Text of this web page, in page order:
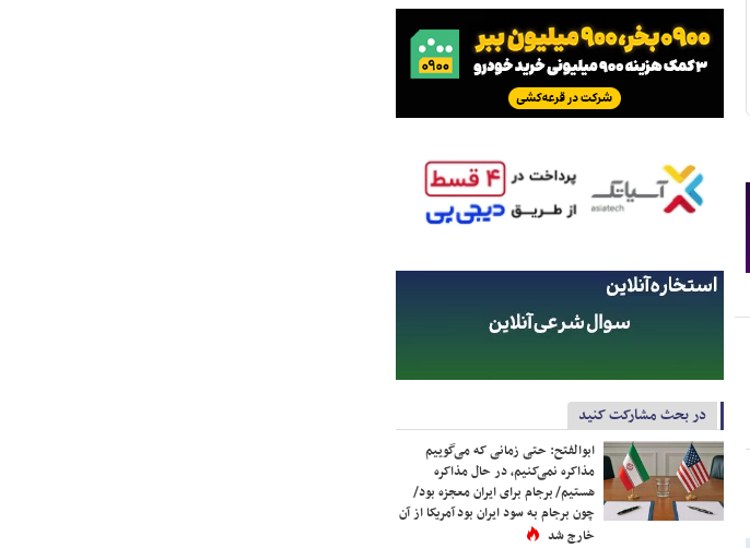
در بحث مشارکت کنید
ابوالفتح: حتی زمانی که می‌گوییم
مذاکره نمی‌کنیم، در حال مذاکره
هستیم/ برجام برای ایران معجزه بود/
چون برجام به سود ایران بود آمریکا از آن
خارج شد